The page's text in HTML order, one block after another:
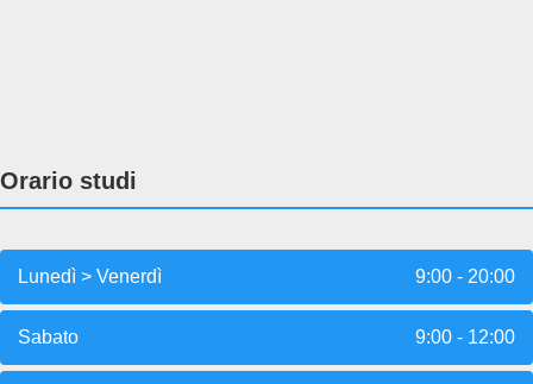
Orario studi
Lunedì > Venerdì 9:00 - 20:00
Sabato 9:00 - 12:00